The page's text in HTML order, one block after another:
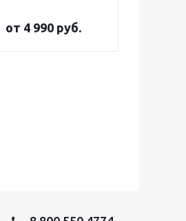
от 4 990 руб.